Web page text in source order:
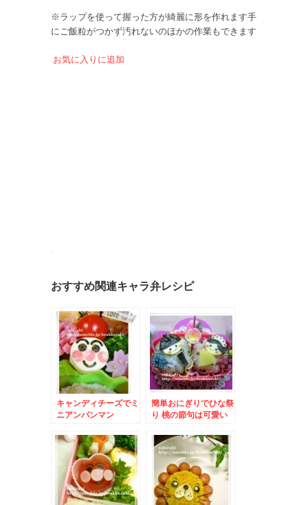
※ラップを使って握った方が綺麗に形を作れます手
にご飯粒がつかず汚れないのほかの作業もできます
お気に入りに追加
おすすめ関連キャラ弁レシピ
キャンディチーズでミ
ニアンパンマン
簡単おにぎりでひな祭
り 桃の節句は可愛い